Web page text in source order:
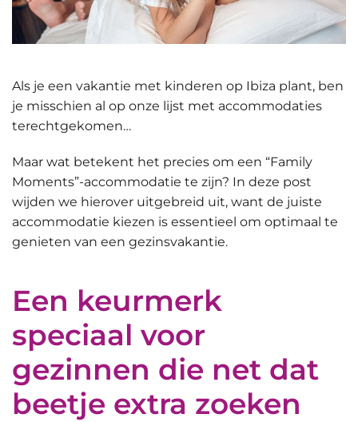
Als je een vakantie met kinderen op Ibiza plant, ben
je misschien al op onze lijst met accommodaties
terechtgekomen…
Maar wat betekent het precies om een “Family
Moments”-accommodatie te zijn? In deze post
wijden we hierover uitgebreid uit, want de juiste
accommodatie kiezen is essentieel om optimaal te
genieten van een gezinsvakantie.
Een keurmerk
speciaal voor
gezinnen die net dat
beetje extra zoeken